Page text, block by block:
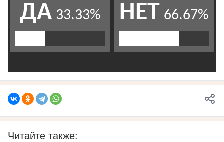
Читайте также: